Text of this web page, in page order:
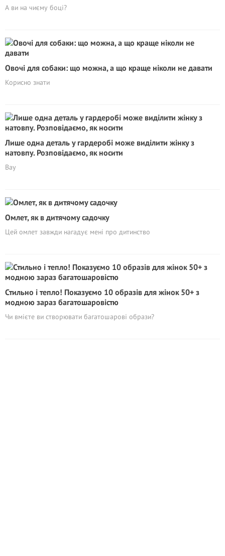
А ви на чиєму боці?
Овочі для собаки: що можна, а що краще ніколи не давати
Корисно знати
Лише одна деталь у гардеробі може виділити жінку з
натовпу. Розповідаємо, як носити
Вау
Омлет, як в дитячому садочку
Цей омлет завжди нагадує мені про дитинство
Стильно і тепло! Показуємо 10 образів для жінок 50+ з
модною зараз багатошаровістю
Чи вмієте ви створювати багатошарові образи?